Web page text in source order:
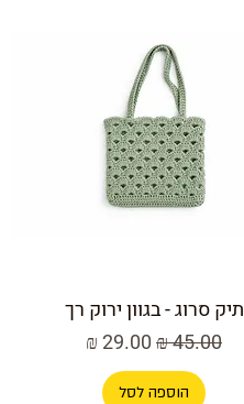
תיק סרוג - בגוון ירוק רך
מחיר רגילמחיר מבצע
הוספה לסל